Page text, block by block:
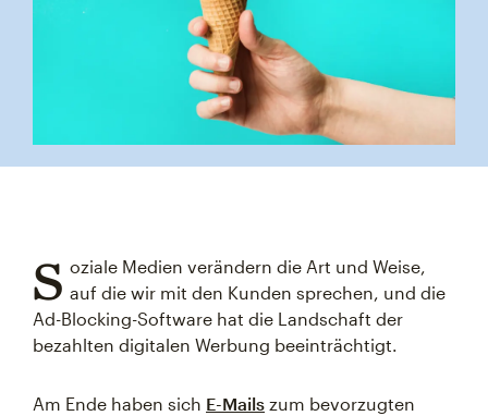
S oziale Medien verändern die Art und Weise,
auf die wir mit den Kunden sprechen, und die
Ad-Blocking-Software hat die Landschaft der
bezahlten digitalen Werbung beeinträchtigt.
Am Ende haben sich E-Mails zum bevorzugten